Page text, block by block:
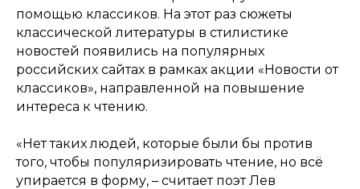
помощью классиков. На этот раз сюжеты
классической литературы в стилистике
новостей появились на популярных
российских сайтах в рамках акции «Новости от
классиков», направленной на повышение
интереса к чтению.
«Нет таких людей, которые были бы против
того, чтобы популяризировать чтение, но всё
упирается в форму, – считает поэт Лев